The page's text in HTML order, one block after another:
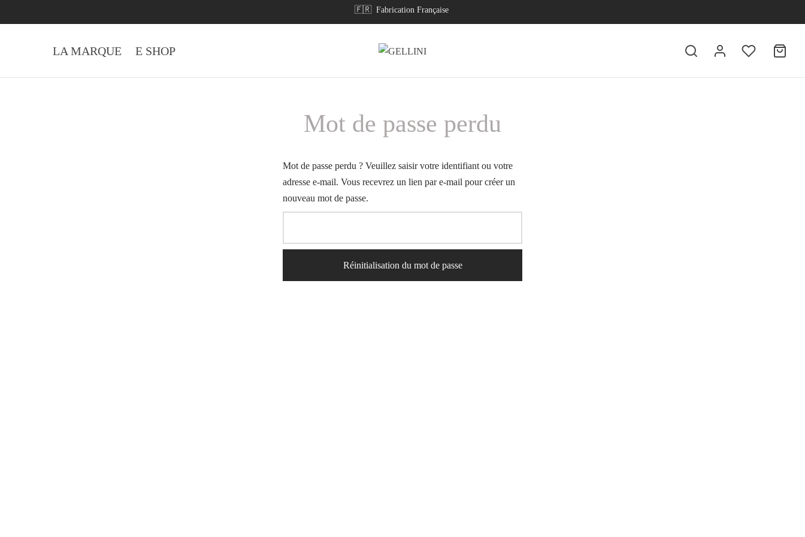
🇫🇷 Fabrication Française
LA MARQUE E SHOP
Mot de passe perdu
Mot de passe perdu ? Veuillez saisir votre identifiant ou votre
adresse e-mail. Vous recevrez un lien par e-mail pour créer un
nouveau mot de passe.
Réinitialisation du mot de passe